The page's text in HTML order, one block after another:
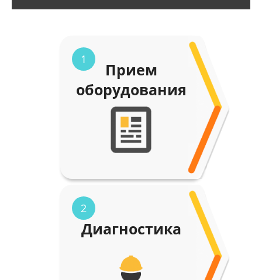
1
Прием
оборудования
2
Диагностика